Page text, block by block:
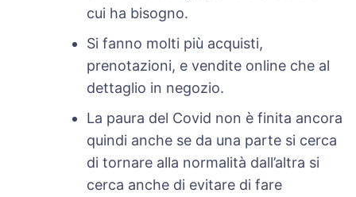
cui ha bisogno.
Si fanno molti più acquisti,
prenotazioni, e vendite online che al
dettaglio in negozio.
La paura del Covid non è finita ancora
quindi anche se da una parte si cerca
di tornare alla normalità dall’altra si
cerca anche di evitare di fare